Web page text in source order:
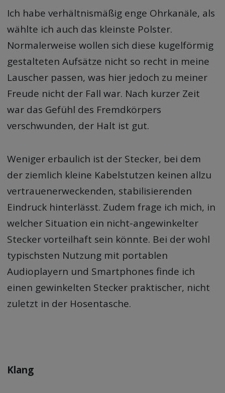
Ich habe verhältnismäßig enge Ohrkanäle, als
wählte ich auch das kleinste Polster.
Normalerweise wollen sich diese kugelförmig
gestalteten Aufsätze nicht so recht in meine
Lauscher passen, was hier jedoch zu meiner
Freude nicht der Fall war. Nach kurzer Zeit
war das Gefühl des Fremdkörpers
verschwunden, der Halt ist gut.
Weniger erbaulich ist der Stecker, bei dem
der ziemlich kleine Kabelstutzen keinen allzu
vertrauenerweckenden, stabilisierenden
Eindruck hinterlässt. Zudem frage ich mich, in
welcher Situation ein nicht-angewinkelter
Stecker vorteilhaft sein könnte. Bei der wohl
typischsten Nutzung mit portablen
Audioplayern und Smartphones finde ich
einen gewinkelten Stecker praktischer, nicht
zuletzt in der Hosentasche.
Klang